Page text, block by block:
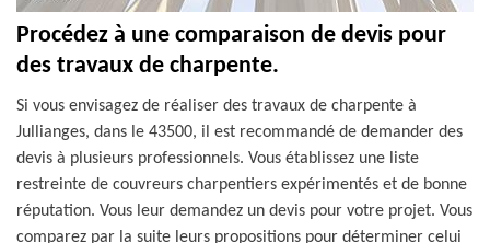
Procédez à une comparaison de devis pour
des travaux de charpente.
Si vous envisagez de réaliser des travaux de charpente à
Jullianges, dans le 43500, il est recommandé de demander des
devis à plusieurs professionnels. Vous établissez une liste
restreinte de couvreurs charpentiers expérimentés et de bonne
réputation. Vous leur demandez un devis pour votre projet. Vous
comparez par la suite leurs propositions pour déterminer celui